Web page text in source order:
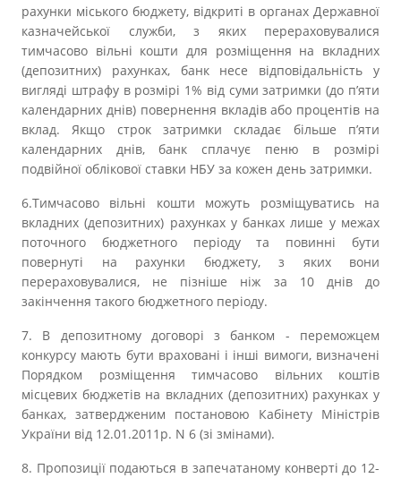
рахунки міського бюджету, відкриті в органах Державної
казначейської служби, з яких перераховувалися
тимчасово вільні кошти для розміщення на вкладних
(депозитних) рахунках, банк несе відповідальність у
вигляді штрафу в розмірі 1% від суми затримки (до п’яти
календарних днів) повернення вкладів або процентів на
вклад. Якщо строк затримки складає більше п’яти
календарних днів, банк сплачує пеню в розмірі
подвійної облікової ставки НБУ за кожен день затримки.
6.Тимчасово вільні кошти можуть розміщуватись на
вкладних (депозитних) рахунках у банках лише у межах
поточного бюджетного періоду та повинні бути
повернуті на рахунки бюджету, з яких вони
перераховувалися, не пізніше ніж за 10 днів до
закінчення такого бюджетного періоду.
7. В депозитному договорі з банком - переможцем
конкурсу мають бути враховані і інші вимоги, визначені
Порядком розміщення тимчасово вільних коштів
місцевих бюджетів на вкладних (депозитних) рахунках у
банках, затвердженим постановою Кабінету Міністрів
України від 12.01.2011p. N 6 (зі змінами).
8. Пропозиції подаються в запечатаному конверті до 12-